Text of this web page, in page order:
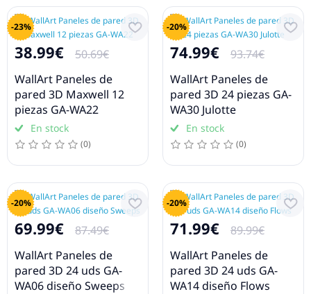
-23%
38.99€
50.69€
WallArt Paneles de
pared 3D Maxwell 12
piezas GA-WA22
En stock
(0)
-20%
74.99€
93.74€
WallArt Paneles de
pared 3D 24 piezas GA-
WA30 Julotte
En stock
(0)
-20%
69.99€
87.49€
WallArt Paneles de
pared 3D 24 uds GA-
WA06 diseño Sweeps
-20%
71.99€
89.99€
WallArt Paneles de
pared 3D 24 uds GA-
WA14 diseño Flows